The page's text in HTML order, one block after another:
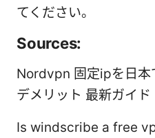
てください。
Sources:
Nordvpn 固定ipを日本
デメリット 最新ガイド
Is windscribe a free